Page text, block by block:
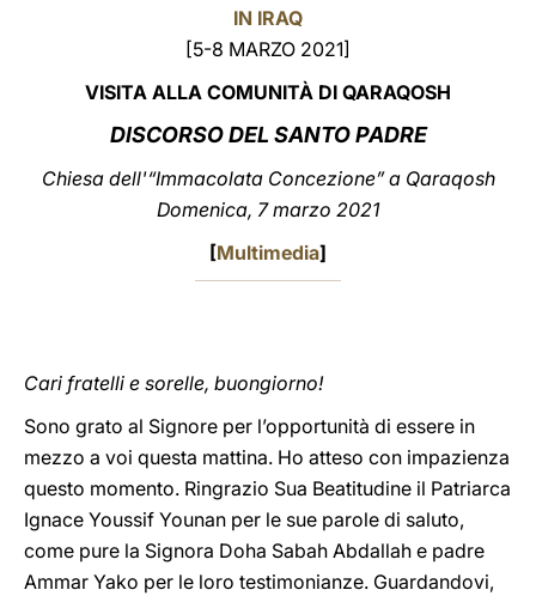
IN IRAQ
[5-8 MARZO 2021]
VISITA ALLA COMUNITÀ DI QARAQOSH
DISCORSO DEL SANTO PADRE
Chiesa dell'“Immacolata Concezione” a Qaraqosh
Domenica, 7 marzo 2021
[Multimedia]
Cari fratelli e sorelle, buongiorno!
Sono grato al Signore per l’opportunità di essere in
mezzo a voi questa mattina. Ho atteso con impazienza
questo momento. Ringrazio Sua Beatitudine il Patriarca
Ignace Youssif Younan per le sue parole di saluto,
come pure la Signora Doha Sabah Abdallah e padre
Ammar Yako per le loro testimonianze. Guardandovi,